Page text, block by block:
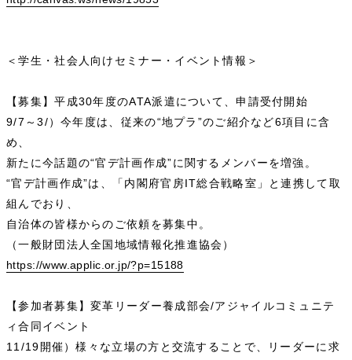
＜学生・社会人向けセミナー・イベント情報＞
【募集】平成30年度のATA派遣について、申請受付開始
9/7～3/）今年度は、従来の“地プラ”のご紹介など6項目に含
め、
新たに今話題の“官デ計画作成”に関するメンバーを増強。
“官デ計画作成”は、「内閣府官房IT総合戦略室」と連携して取
組んでおり、
自治体の皆様からのご依頼を募集中。
（一般財団法人全国地域情報化推進協会）
https://www.applic.or.jp/?p=15188
【参加者募集】変革リーダー養成部会/アジャイルコミュニテ
ィ合同イベント
11/19開催）様々な立場の方と交流することで、リーダーに求